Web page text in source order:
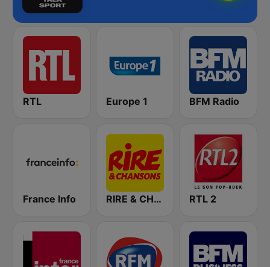
RTL Europe 1 BFM Radio
France Info RIRE & CHANSONS RTL 2